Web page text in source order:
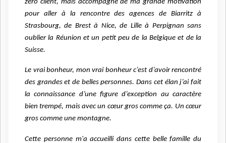
zéro client, mais accompagné de ma grande motivation
pour aller à la rencontre des agences de Biarritz à
Strasbourg, de Brest à Nice, de Lille à Perpignan sans
oublier la Réunion et un petit peu de la Belgique et de la
Suisse.
Le vrai bonheur, mon vrai bonheur c’est d’avoir rencontré
des grandes et de belles personnes. Dans cet élan j’ai fait
la connaissance d’une figure d’exception au caractère
bien trempé, mais avec un cœur gros comme ça. Un cœur
gros comme une montagne.
Cette personne m'a accueilli dans cette belle famille du